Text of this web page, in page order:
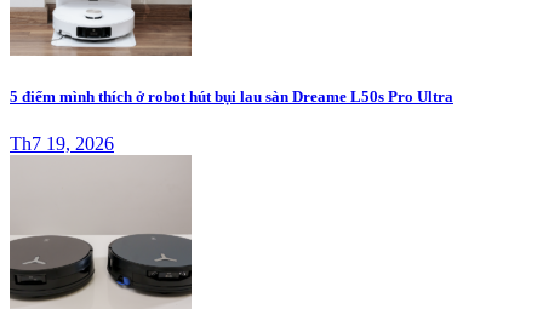
5 điểm mình thích ở robot hút bụi lau sàn Dreame L50s Pro Ultra
Th7 19, 2026